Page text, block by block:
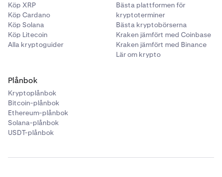
Köp XRP
Köp Cardano
Köp Solana
Köp Litecoin
Alla kryptoguider
Bästa plattformen för
kryptoterminer
Bästa kryptobörserna
Kraken jämfört med Coinbase
Kraken jämfört med Binance
Lär om krypto
Plånbok
Kryptoplånbok
Bitcoin-plånbok
Ethereum-plånbok
Solana-plånbok
USDT-plånbok